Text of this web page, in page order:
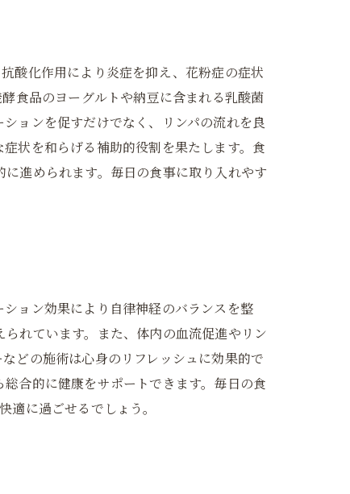
酸化作用により炎症を抑え、花粉症の症状
食品のヨーグルトや納豆に含まれる乳酸菌
ョンを促すだけでなく、リンパの流れを良
状を和らげる補助的役割を果たします。食
進められます。毎日の食事に取り入れやす
ョン効果により自律神経のバランスを整
れています。また、体内の血流促進やリン
どの施術は心身のリフレッシュに効果的で
合的に健康をサポートできます。毎日の食
に過ごせるでしょう。